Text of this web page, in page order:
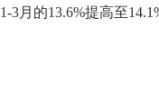
1-3月的13.6%提高至